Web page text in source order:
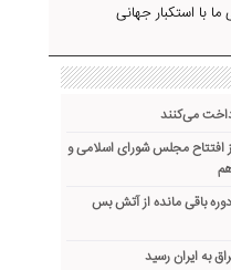
با استکبار جهانی
می‌کنند
افتتاح مجلس شورای اسلامی و
باقی مانده از آتش بس